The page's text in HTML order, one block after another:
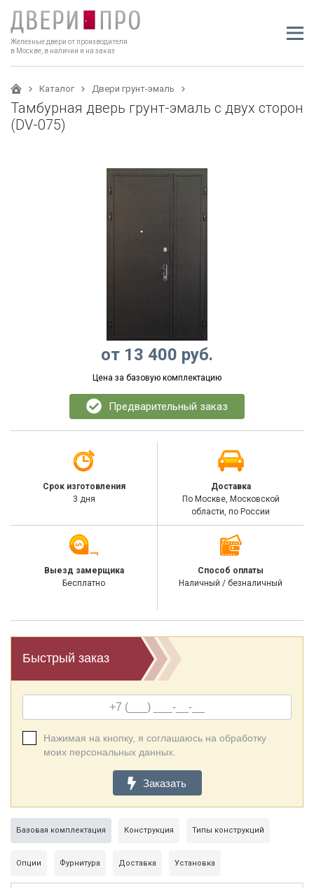
Железные двери от производителя
в Москве, в наличии и на заказ
Каталог Двери грунт-эмаль
Тамбурная дверь грунт-эмаль с двух сторон
(DV-075)
от 13 400 руб.
Цена за базовую комплектацию
Предварительный заказ
Срок изготовления
3 дня
Доставка
По Москве, Московской
области, по России
Выезд замерщика
Бесплатно
Способ оплаты
Наличный / безналичный
Быстрый заказ
Нажимая на кнопку, я соглашаюсь на обработку
моих персональных данных.
Заказать
Базовая комплектация Конструкция Типы конструкций
Опции Фурнитура Доставка Установка